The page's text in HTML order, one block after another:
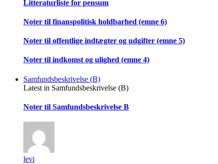
Litteraturliste for pensum
Noter til finanspolitisk holdbarhed (emne 6)
Noter til offentlige indtægter og udgifter (emne 5)
Noter til indkomst og ulighed (emne 4)
Samfundsbeskrivelse (B)
Latest in Samfundsbeskrivelse (B)
Noter til Samfundsbeskrivelse B
levi